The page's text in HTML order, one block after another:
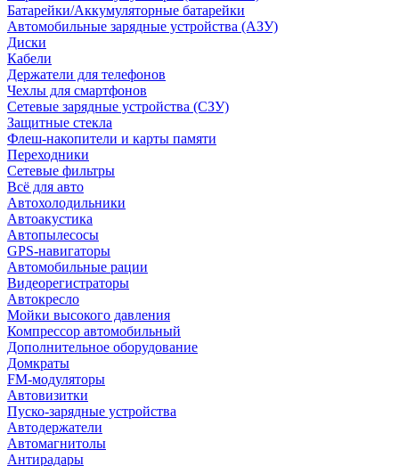
Батарейки/Аккумуляторные батарейки
Автомобильные зарядные устройства (АЗУ)
Диски
Кабели
Держатели для телефонов
Чехлы для смартфонов
Сетевые зарядные устройства (СЗУ)
Защитные стекла
Флеш-накопители и карты памяти
Переходники
Сетевые фильтры
Всё для авто
Автохолодильники
Автоакустика
Автопылесосы
GPS-навигаторы
Автомобильные рации
Видеорегистраторы
Автокресло
Мойки высокого давления
Компрессор автомобильный
Дополнительное оборудование
Домкраты
FM-модуляторы
Автовизитки
Пуско-зарядные устройства
Автодержатели
Автомагнитолы
Антирадары